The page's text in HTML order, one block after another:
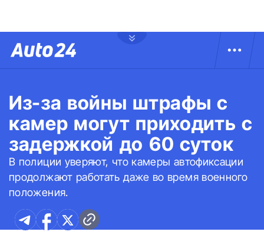
Из-за войны штрафы с
камер могут приходить с
задержкой до 60 суток
В полиции уверяют, что камеры автофиксации
продолжают работать даже во время военного
положения.